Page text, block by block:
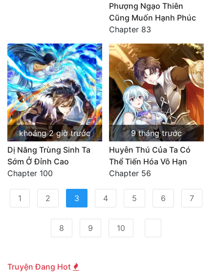
Phượng Ngạo Thiên
Cũng Muốn Hạnh Phúc
Chapter 83
khoảng 2 giờ trước
Dị Năng Trùng Sinh Ta
Sớm Ở Đỉnh Cao
Chapter 100
9 tháng trước
Huyễn Thú Của Ta Có
Thể Tiến Hóa Vô Hạn
Chapter 56
1 2 3
(current)
4 5 6 7
8 9 10
Truyện Đang Hot